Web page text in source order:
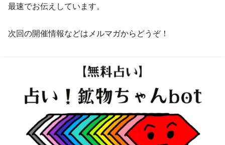
最速でお伝えしています。
次回の開催情報などはメルマガからどうぞ！